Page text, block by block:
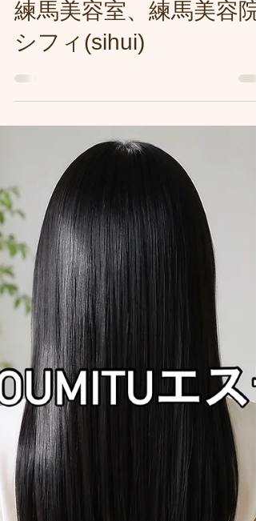
イジングヘアケア・ヘッ
ドスパ練馬専門サロン/
練馬美容室、練馬美容院
シフィ(sihui)